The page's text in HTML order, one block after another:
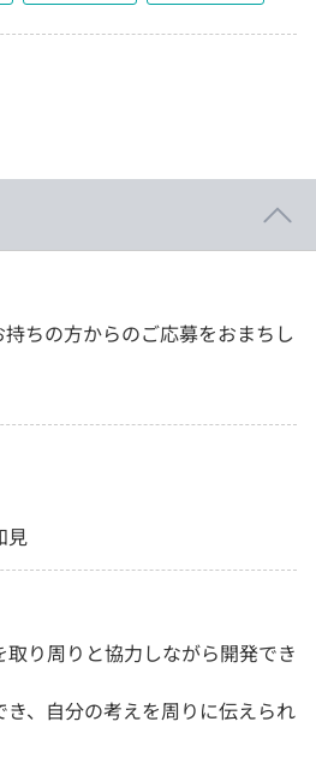
ちの方からのご応募をおまちし
見
取り周りと協力しながら開発でき
き、自分の考えを周りに伝えられ